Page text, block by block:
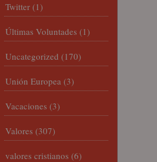
Twitter (1)
Últimas Voluntades (1)
Uncategorized (170)
Unión Europea (3)
Vacaciones (3)
Valores (307)
valores cristianos (6)